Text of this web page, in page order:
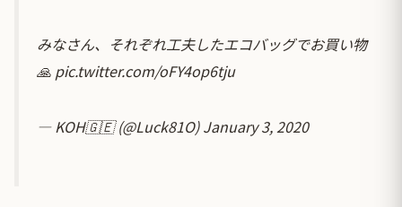
みなさん、それぞれ工夫したエコバッグでお買い物
🙏 pic.twitter.com/oFY4op6tju
— KOH🇬🇪 (@Luck81O)January 3, 2020